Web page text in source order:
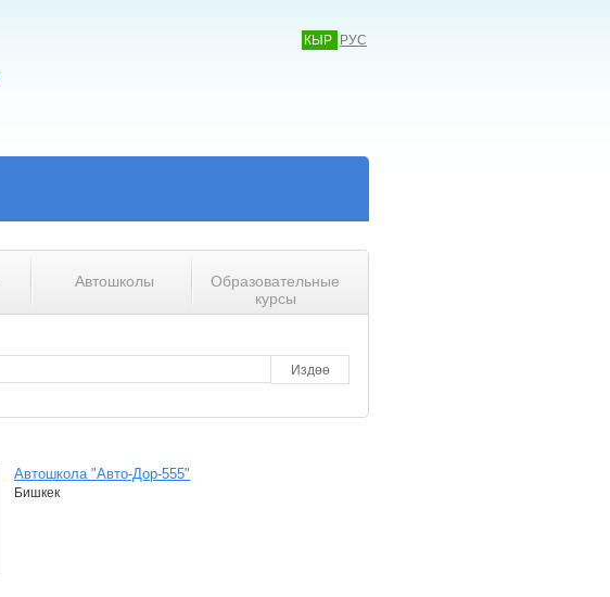
КЫР РУС
Автошколы
Образовательные
курсы
Автошкола "Авто-Дор-555"
Бишкек